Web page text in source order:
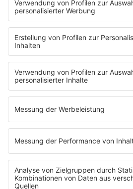
Brave & One
NotAufnahme
"Bewerbung und Karriere"
Aber bitte mit Schlager
Erdbeerkäse
Fitness mit M.A.R.K
Glück in Worten
Todesursache
Niemand muss ein Promi sein
PROGRAMM
Mit den Waffeln einer Frau
SERVICE